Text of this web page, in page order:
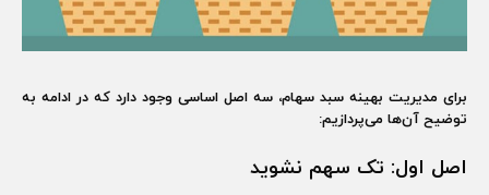
برای مدیریت بهینه سبد سهام، سه اصل اساسی وجود دارد که در ادامه به
توضیح آن‌ها می‌پردازیم:
اصل اول: تک سهم نشوید